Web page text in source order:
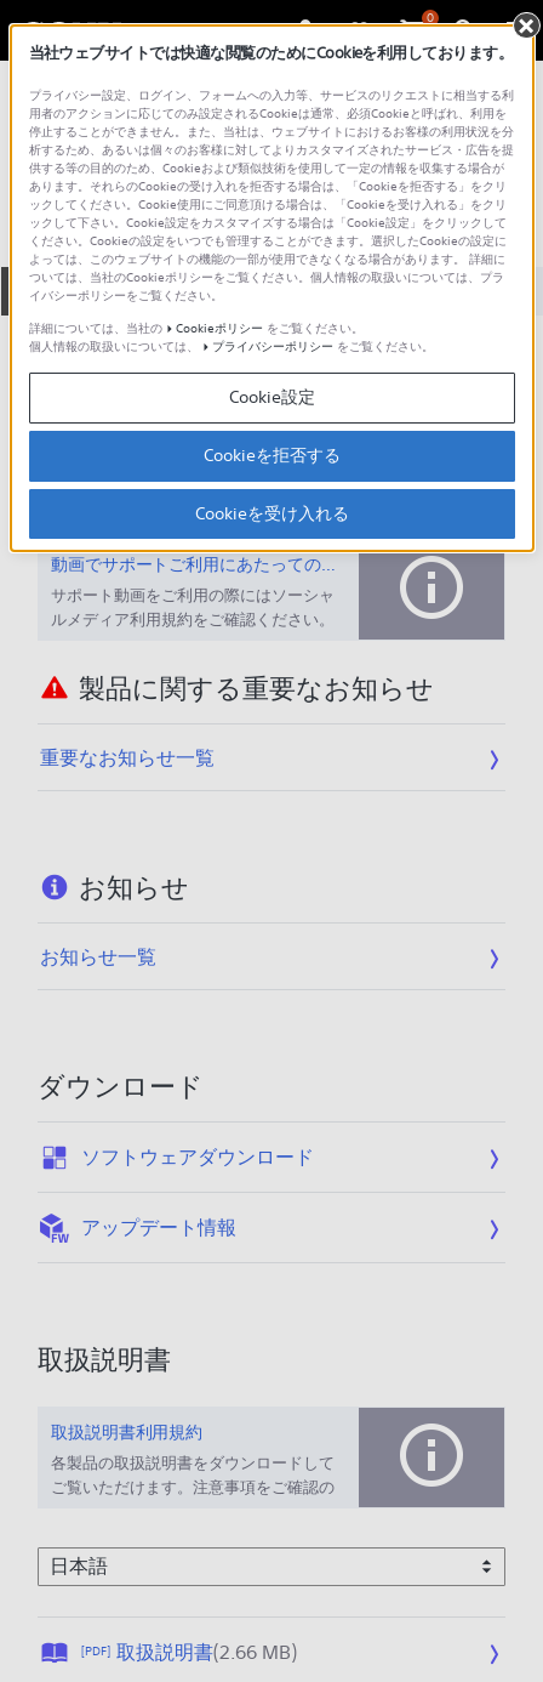
0
総合サポート・お問い合わせ その他のオーディオシステム
LAM-Z03
全て ダウンロード 取扱説明書 Q&A
製品に関する重要なお知らせ
お知らせ
ご意見箱 ／改善事例紹介
動画でサポートご利用にあたってのお願い
サポート動画をご利用の際にはソーシャ
ルメディア利用規約をご確認ください。
製品に関する重要なお知らせ
重要なお知らせ一覧
お知らせ
お知らせ一覧
ダウンロード
ソフトウェアダウンロード
アップデート情報
取扱説明書
取扱説明書利用規約
各製品の取扱説明書をダウンロードして
ご覧いただけます。注意事項をご確認の
[PDF] 取扱説明書(2.66 MB)公
当社ウェブサイトでは快適な閲覧のためにCookieを利用しております。
プライバシー設定、ログイン、フォームへの入力等、サービスのリクエストに相当する利
用者のアクションに応じてのみ設定されるCookieは通常、必須Cookieと呼ばれ、利用を
停止することができません。また、当社は、ウェブサイトにおけるお客様の利用状況を分
析するため、あるいは個々のお客様に対してよりカスタマイズされたサービス・広告を提
供する等の目的のため、Cookieおよび類似技術を使用して一定の情報を収集する場合が
あります。それらのCookieの受け入れを拒否する場合は、「Cookieを拒否する」をクリ
ックしてください。Cookie使用にご同意頂ける場合は、「Cookieを受け入れる」をクリ
ックして下さい。Cookie設定をカスタマイズする場合は「Cookie設定」をクリックして
ください。Cookieの設定をいつでも管理することができます。選択したCookieの設定に
よっては、このウェブサイトの機能の一部が使用できなくなる場合があります。 詳細に
ついては、当社のCookieポリシーをご覧ください。個人情報の取扱いについては、プラ
イバシーポリシーをご覧ください。
詳細については、当社の
Cookieポリシー をご覧ください。
個人情報の取扱いについては、
プライバシーポリシー をご覧ください。
Cookie設定
Cookieを拒否する
Cookieを受け入れる